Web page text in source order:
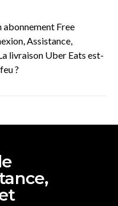
abonnement Free
Assistance,
livraison Uber Eats est-
?